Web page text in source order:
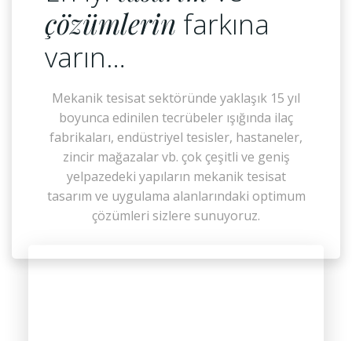
çözümlerin farkına
varın…
Mekanik tesisat sektöründe yaklaşık 15 yıl
boyunca edinilen tecrübeler ışığında ilaç
fabrikaları, endüstriyel tesisler, hastaneler,
zincir mağazalar vb. çok çeşitli ve geniş
yelpazedeki yapıların mekanik tesisat
tasarım ve uygulama alanlarındaki optimum
çözümleri sizlere sunuyoruz.